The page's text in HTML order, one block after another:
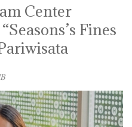
Center
Fines